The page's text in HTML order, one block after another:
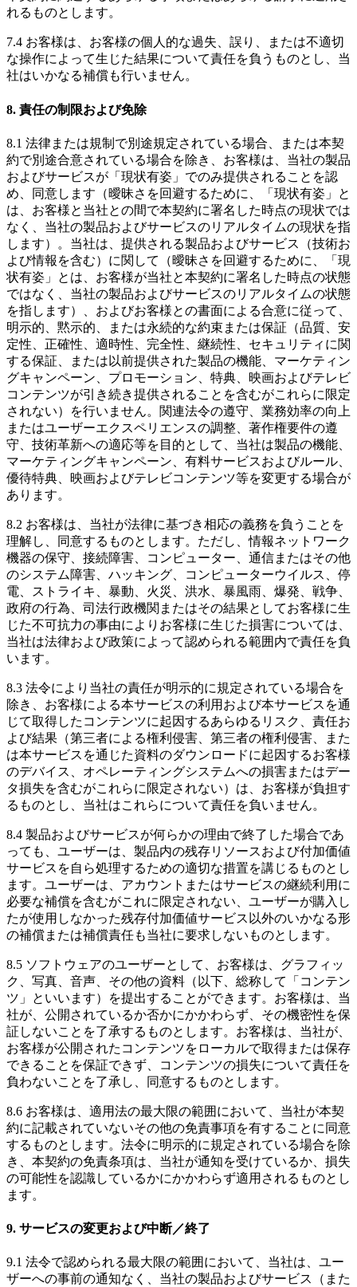
れるものとします。
7.4 お客様は、お客様の個人的な過失、誤り、または不適切
な操作によって生じた結果について責任を負うものとし、当
社はいかなる補償も行いません。
8. 責任の制限および免除
8.1 法律または規制で別途規定されている場合、または本契
約で別途合意されている場合を除き、お客様は、当社の製品
およびサービスが「現状有姿」でのみ提供されることを認
め、同意します（曖昧さを回避するために、「現状有姿」と
は、お客様と当社との間で本契約に署名した時点の現状では
なく、当社の製品およびサービスのリアルタイムの現状を指
します）。当社は、提供される製品およびサービス（技術お
よび情報を含む）に関して（曖昧さを回避するために、「現
状有姿」とは、お客様が当社と本契約に署名した時点の状態
ではなく、当社の製品およびサービスのリアルタイムの状態
を指します）、およびお客様との書面による合意に従って、
明示的、黙示的、または永続的な約束または保証（品質、安
定性、正確性、適時性、完全性、継続性、セキュリティに関
する保証、または以前提供された製品の機能、マーケティン
グキャンペーン、プロモーション、特典、映画およびテレビ
コンテンツが引き続き提供されることを含むがこれらに限定
されない）を行いません。関連法令の遵守、業務効率の向上
またはユーザーエクスペリエンスの調整、著作権要件の遵
守、技術革新への適応等を目的として、当社は製品の機能、
マーケティングキャンペーン、有料サービスおよびルール、
優待特典、映画およびテレビコンテンツ等を変更する場合が
あります。
8.2 お客様は、当社が法律に基づき相応の義務を負うことを
理解し、同意するものとします。ただし、情報ネットワーク
機器の保守、接続障害、コンピューター、通信またはその他
のシステム障害、ハッキング、コンピューターウイルス、停
電、ストライキ、暴動、火災、洪水、暴風雨、爆発、戦争、
政府の行為、司法行政機関またはその結果としてお客様に生
じた不可抗力の事由によりお客様に生じた損害については、
当社は法律および政策によって認められる範囲内で責任を負
います。
8.3 法令により当社の責任が明示的に規定されている場合を
除き、お客様による本サービスの利用および本サービスを通
じて取得したコンテンツに起因するあらゆるリスク、責任お
よび結果（第三者による権利侵害、第三者の権利侵害、また
は本サービスを通じた資料のダウンロードに起因するお客様
のデバイス、オペレーティングシステムへの損害またはデー
タ損失を含むがこれらに限定されない）は、お客様が負担す
るものとし、当社はこれらについて責任を負いません。
8.4 製品およびサービスが何らかの理由で終了した場合であ
っても、ユーザーは、製品内の残存リソースおよび付加価値
サービスを自ら処理するための適切な措置を講じるものとし
ます。ユーザーは、アカウントまたはサービスの継続利用に
必要な補償を含むがこれに限定されない、ユーザーが購入し
たが使用しなかった残存付加価値サービス以外のいかなる形
の補償または補償責任も当社に要求しないものとします。
8.5 ソフトウェアのユーザーとして、お客様は、グラフィッ
ク、写真、音声、その他の資料（以下、総称して「コンテン
ツ」といいます）を提出することができます。お客様は、当
社が、公開されているか否かにかかわらず、その機密性を保
証しないことを了承するものとします。お客様は、当社が、
お客様が公開されたコンテンツをローカルで取得または保存
できることを保証できず、コンテンツの損失について責任を
負わないことを了承し、同意するものとします。
8.6 お客様は、適用法の最大限の範囲において、当社が本契
約に記載されていないその他の免責事項を有することに同意
するものとします。法令に明示的に規定されている場合を除
き、本契約の免責条項は、当社が通知を受けているか、損失
の可能性を認識しているかにかかわらず適用されるものとし
ます。
9. サービスの変更および中断／終了
9.1 法令で認められる最大限の範囲において、当社は、ユー
ザーへの事前の通知なく、当社の製品およびサービス（また